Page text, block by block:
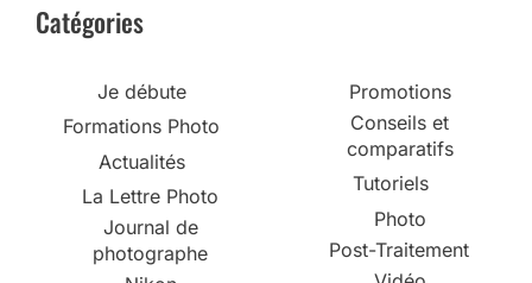
Catégories
Je débute
Formations Photo
Actualités
La Lettre Photo
Journal de
photographe
Promotions
Conseils et
comparatifs
Tutoriels
Photo
Post-Traitement